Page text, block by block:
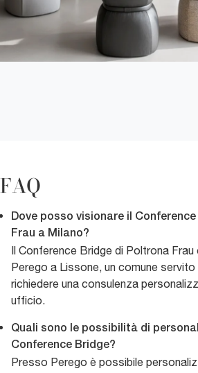
FAQ
Dove posso visionare il
Frau a Milano?
Il Conference Bridge di Poltrona
Perego a Lissone, un comune
richiedere una consulenza
ufficio.
Quali sono le possibilità di
Conference Bridge?
Presso Perego è possibile